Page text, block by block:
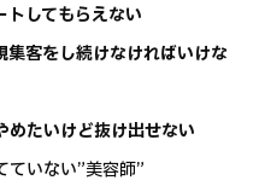
トしてもらえない
集客をし続けなければいけな
めたいけど抜け出せない
いない”美容師”